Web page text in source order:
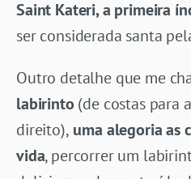
Saint Kateri, a primeira
ser considerada santa
Outro detalhe que me
labirinto (de costas para
direito), uma alegoria as
vida, percorrer um